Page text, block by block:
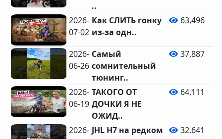
..
2026-
07-02
Как СЛИТЬ гонку
из-за одн..
63,496
2026-
06-26
Самый
сомнительный
тюнинг..
37,887
2026-
06-19
ТАКОГО ОТ
ДОЧКИ Я НЕ
ОЖИД..
64,111
2026- JHL H7 на редком
32,641